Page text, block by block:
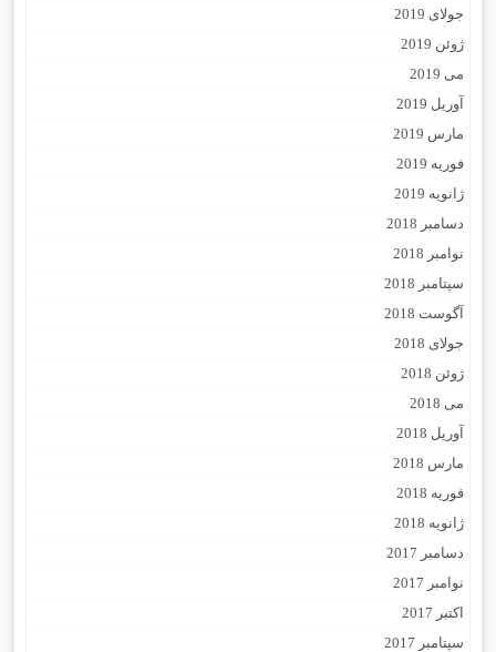
جولای 2019
ژوئن 2019
می 2019
آوریل 2019
مارس 2019
فوریه 2019
ژانویه 2019
دسامبر 2018
نوامبر 2018
سپتامبر 2018
آگوست 2018
جولای 2018
ژوئن 2018
می 2018
آوریل 2018
مارس 2018
فوریه 2018
ژانویه 2018
دسامبر 2017
نوامبر 2017
اکتبر 2017
سپتامبر 2017